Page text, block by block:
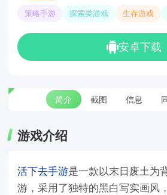
策略手游 探索类游戏 生存游戏
安卓下载
简介 截图 信息
游戏介绍
活下去手游是一款以末日废土为
游，采用了独特的黑白写实画风